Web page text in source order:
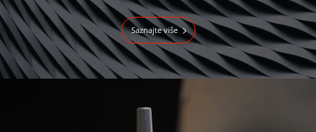
Saznajte više